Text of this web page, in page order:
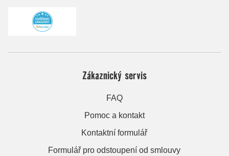
Zákaznický servis
FAQ
Pomoc a kontakt
Kontaktní formulář
Formulář pro odstoupení od smlouvy